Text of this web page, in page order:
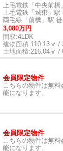
上毛電鉄「中央前橋
上毛電鉄「城東」駅
両毛線「前橋」駅
3,080万円
間取:4LDK
建物面積:110.13㎡ /
土地面積:216.04㎡ /
会員限定物件
こちらの物件は無
能になります。
会員限定物件
こちらの物件は無
能になります。